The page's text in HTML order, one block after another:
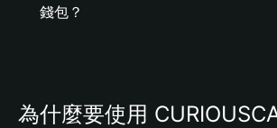
錢包？
為什麼要使用